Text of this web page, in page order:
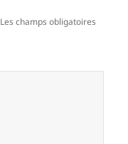
Les champs obligatoires